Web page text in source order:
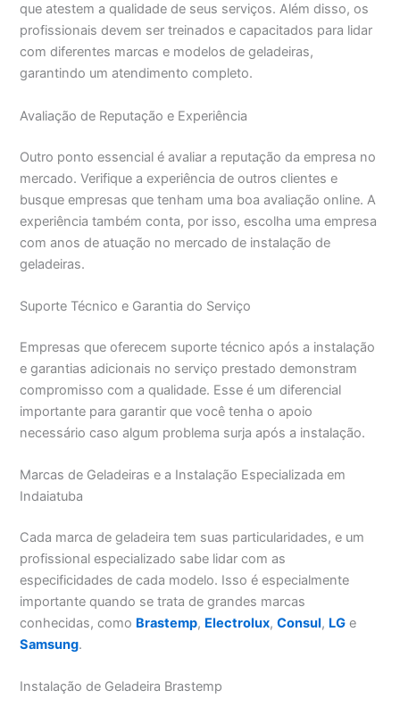
que atestem a qualidade de seus serviços. Além disso, os
profissionais devem ser treinados e capacitados para lidar
com diferentes marcas e modelos de geladeiras,
garantindo um atendimento completo.
Avaliação de Reputação e Experiência
Outro ponto essencial é avaliar a reputação da empresa no
mercado. Verifique a experiência de outros clientes e
busque empresas que tenham uma boa avaliação online. A
experiência também conta, por isso, escolha uma empresa
com anos de atuação no mercado de instalação de
geladeiras.
Suporte Técnico e Garantia do Serviço
Empresas que oferecem suporte técnico após a instalação
e garantias adicionais no serviço prestado demonstram
compromisso com a qualidade. Esse é um diferencial
importante para garantir que você tenha o apoio
necessário caso algum problema surja após a instalação.
Marcas de Geladeiras e a Instalação Especializada em
Indaiatuba
Cada marca de geladeira tem suas particularidades, e um
profissional especializado sabe lidar com as
especificidades de cada modelo. Isso é especialmente
importante quando se trata de grandes marcas
conhecidas, como Brastemp, Electrolux,Consul, LG e
Samsung.
Instalação de Geladeira Brastemp